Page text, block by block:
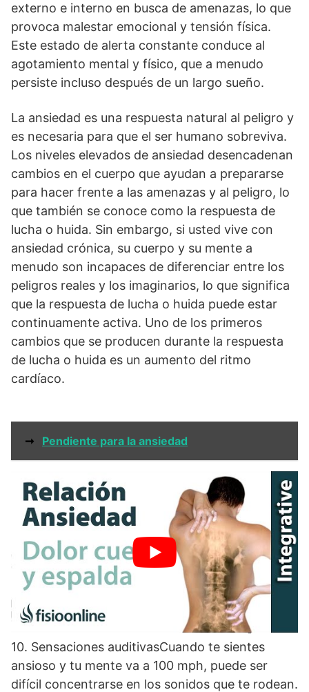
externo e interno en busca de amenazas, lo que
provoca malestar emocional y tensión física.
Este estado de alerta constante conduce al
agotamiento mental y físico, que a menudo
persiste incluso después de un largo sueño.
La ansiedad es una respuesta natural al peligro y
es necesaria para que el ser humano sobreviva.
Los niveles elevados de ansiedad desencadenan
cambios en el cuerpo que ayudan a prepararse
para hacer frente a las amenazas y al peligro, lo
que también se conoce como la respuesta de
lucha o huida. Sin embargo, si usted vive con
ansiedad crónica, su cuerpo y su mente a
menudo son incapaces de diferenciar entre los
peligros reales y los imaginarios, lo que significa
que la respuesta de lucha o huida puede estar
continuamente activa. Uno de los primeros
cambios que se producen durante la respuesta
de lucha o huida es un aumento del ritmo
cardíaco.
➞ Pendiente para la ansiedad
Sensación de ardor en la piel
10. Sensaciones auditivasCuando te sientes
ansioso y tu mente va a 100 mph, puede ser
difícil concentrarse en los sonidos que te rodean.